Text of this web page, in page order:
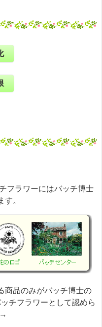
フラワーにはバッチ博士
。
品のみがバッチ博士の
チフラワーとして認めら